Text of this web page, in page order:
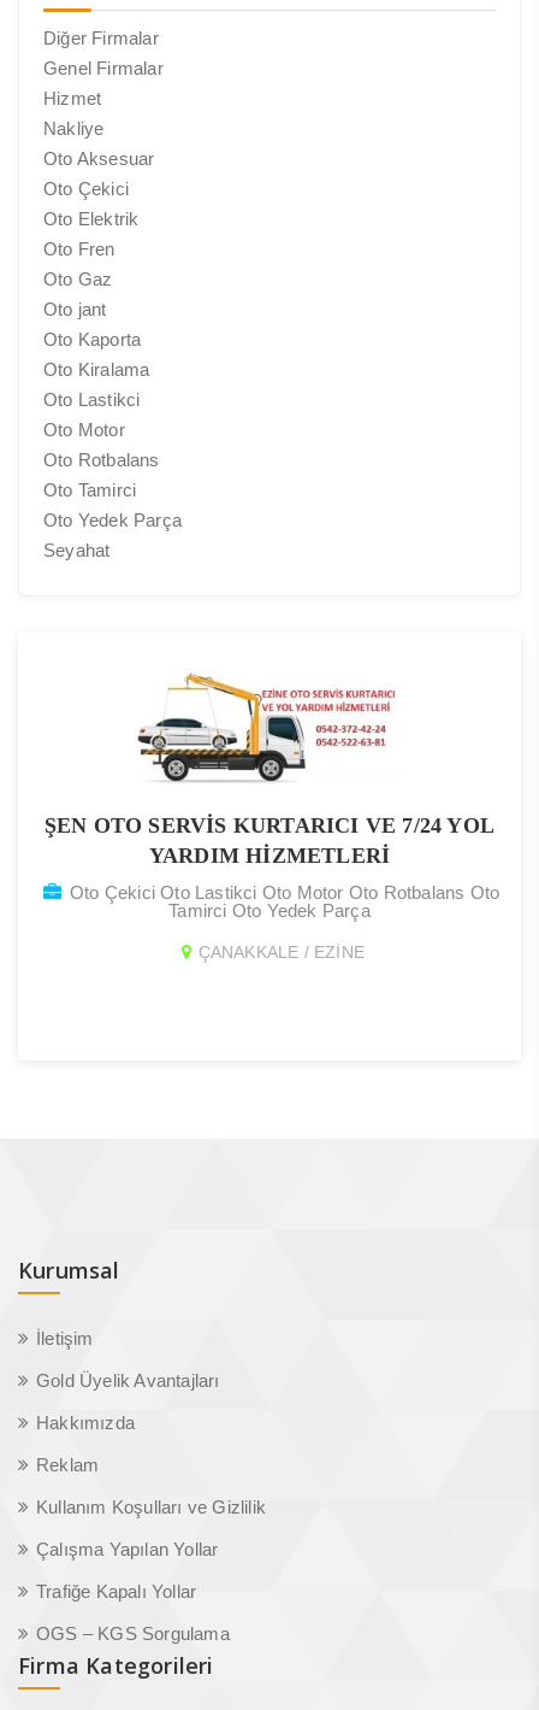
Diğer Firmalar
Genel Firmalar
Hizmet
Nakliye
Oto Aksesuar
Oto Çekici
Oto Elektrik
Oto Fren
Oto Gaz
Oto jant
Oto Kaporta
Oto Kiralama
Oto Lastikci
Oto Motor
Oto Rotbalans
Oto Tamirci
Oto Yedek Parça
Seyahat
ŞEN OTO SERVİS KURTARICI VE 7/24 YOL
YARDIM HİZMETLERİ
Oto Çekici Oto Lastikci Oto Motor Oto Rotbalans Oto
Tamirci Oto Yedek Parça
ÇANAKKALE / EZİNE
Kurumsal
İletişim
Gold Üyelik Avantajları
Hakkımızda
Reklam
Kullanım Koşulları ve Gizlilik
Çalışma Yapılan Yollar
Trafiğe Kapalı Yollar
OGS – KGS Sorgulama
Firma Kategorileri